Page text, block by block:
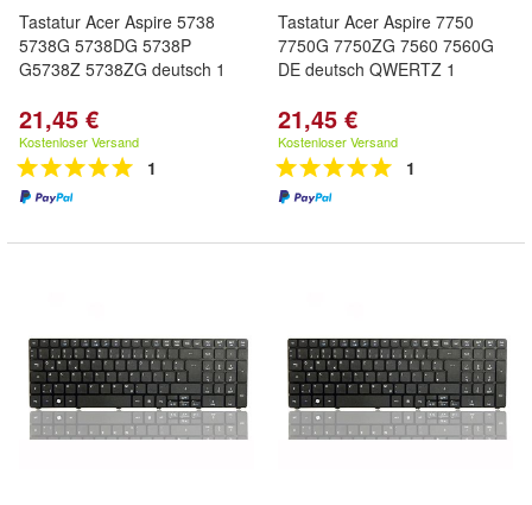
Tastatur Acer Aspire 5738
5738G 5738DG 5738P
G5738Z 5738ZG deutsch 1
21,45 €
Kostenloser Versand
1
Tastatur Acer Aspire 7750
7750G 7750ZG 7560 7560G
DE deutsch QWERTZ 1
21,45 €
Kostenloser Versand
1